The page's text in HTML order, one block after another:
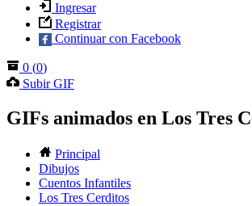
Ingresar
Registrar
Continuar con Facebook
0 (0)
Subir GIF
GIFs animados en Los Tres
Principal
Dibujos
Cuentos Infantiles
Los Tres Cerditos